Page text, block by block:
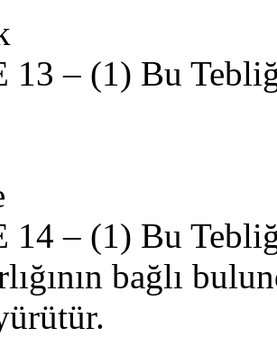
– (1) Bu
14 – (1) Bu
bağlı